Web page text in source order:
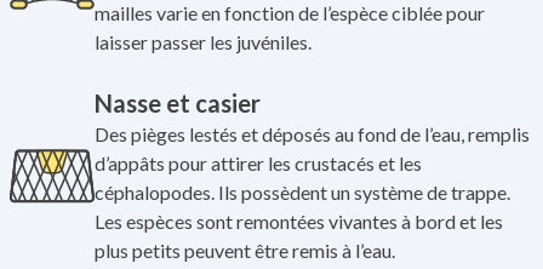
mailles varie en fonction de l’espèce ciblée pour
laisser passer les juvéniles.
Nasse et casier
Des pièges lestés et déposés au fond de l’eau, remplis
d’appâts pour attirer les crustacés et les
céphalopodes. Ils possèdent un système de trappe.
Les espèces sont remontées vivantes à bord et les
plus petits peuvent être remis à l’eau.